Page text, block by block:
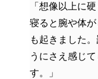
「想像以上に
寝ると腕や体
も起きました
うにさえ感じて
す。」